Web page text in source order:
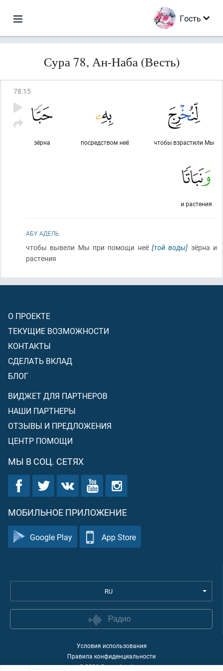
Гость
Сура 78, Ан-Наба (Весть)
78:15
чтобы взрастили Мы
посредством неё
зёрна
и растения
АБУ АДЕЛЬ
чтобы вывели Мы при помощи неё [той воды] зёрна и
растения
О ПРОЕКТЕ
ТЕКУЩИЕ ВОЗМОЖНОСТИ
КОНТАКТЫ
СДЕЛАТЬ ВКЛАД
БЛОГ
ВИДЖЕТ ДЛЯ ПАРТНЕРОВ
НАШИ ПАРТНЕРЫ
ОТЗЫВЫ И ПРЕДЛОЖЕНИЯ
ЦЕНТР ПОМОЩИ
МЫ В СОЦ. СЕТЯХ
МОБИЛЬНОЕ ПРИЛОЖЕНИЕ
Google Play App Store
RU
Радио
Условия использования
Правила конфиденциальности
©2026Quran Academy